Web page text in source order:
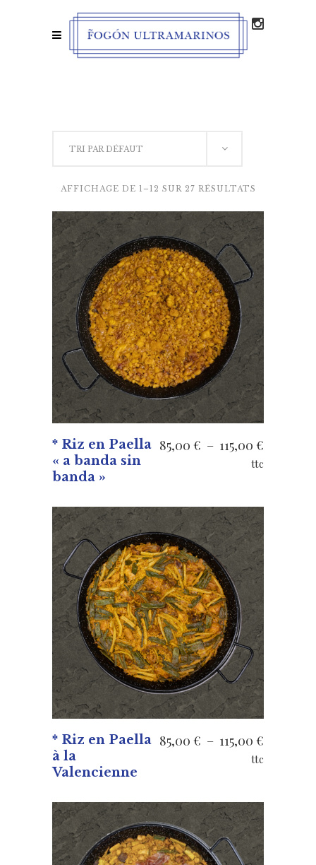
TRI PAR DÉFAUT
AFFICHAGE DE 1–12 SUR 27 RÉSULTATS
VOIR LES PRODUITS
* Riz en Paella
« a banda sin
banda »
85,00 € – 115,00 €
115,00 €
ttc
VOIR LES PRODUITS
* Riz en Paella
à la
Valencienne
85,00 € – 115,00 €
115,00 €
ttc